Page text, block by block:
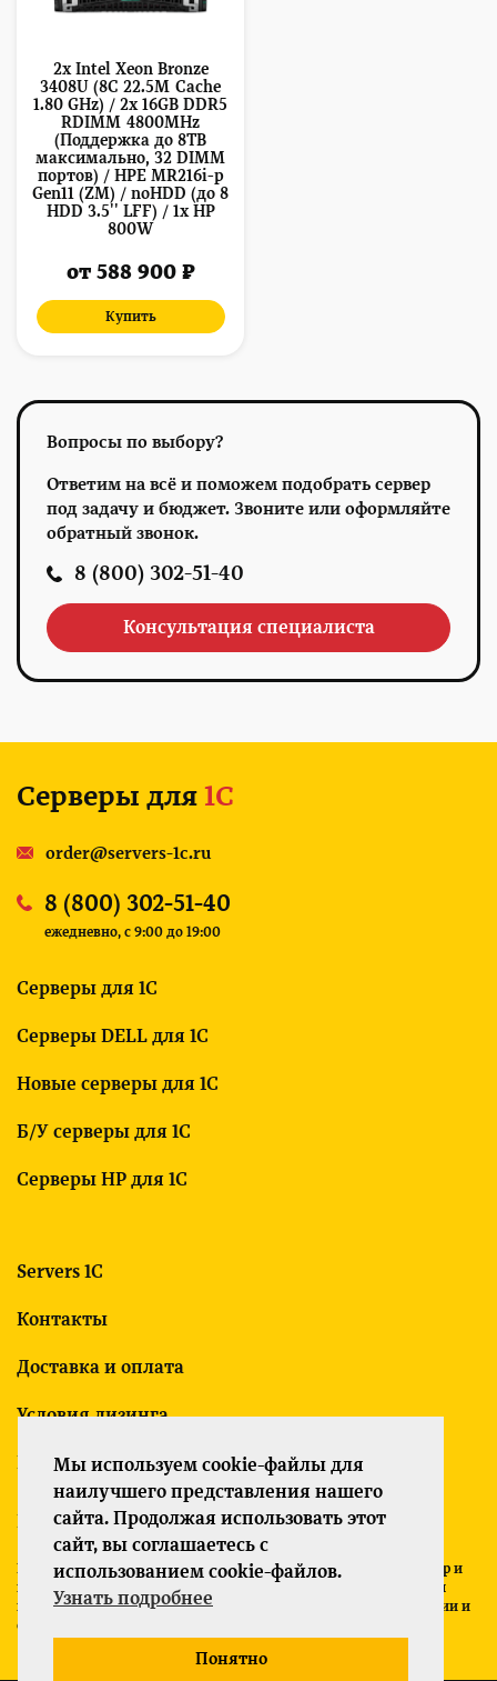
2x Intel Xeon Bronze
3408U (8C 22.5M Cache
1.80 GHz) / 2x 16GB DDR5
RDIMM 4800MHz
(Поддержка до 8TB
максимально, 32 DIMM
портов) / HPE MR216i-p
Gen11 (ZM) / noHDD (до 8
HDD 3.5'' LFF) / 1x HP
800W
от 588 900 ₽
Купить
Вопросы по выбору?
Ответим на всё и поможем подобрать сервер
под задачу и бюджет. Звоните или оформляйте
обратный звонок.
8 (800) 302-51-40
Консультация специалиста
Серверы для 1С
Серверы DELL для 1С
Новые серверы для 1С
Б/У серверы для 1С
Серверы HP для 1С
Servers 1C
Контакты
Доставка и оплата
Условия лизинга
Гарантия
Серверы для 1С
order@servers-1c.ru
8 (800) 302-51-40
ежедневно, c 9:00 до 19:00
Политика конфиденциальности
Все указанные на сайте цены носят информационный характер и
не являются публичной офертой (ст. 437 ГК РФ). Для получения
подробной информации о характеристиках товаров, их наличии и
стоимости связывайтесь с менеджерами компании.
Мы используем cookie-файлы для
наилучшего представления нашего
сайта. Продолжая использовать этот
сайт, вы соглашаетесь с
использованием cookie-файлов.
Узнать подробнее
Понятно